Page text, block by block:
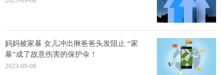
妈妈被家暴 女儿冲出揪爸爸头发阻止 “家
暴”成了故意伤害的保护伞！
2023-09-08